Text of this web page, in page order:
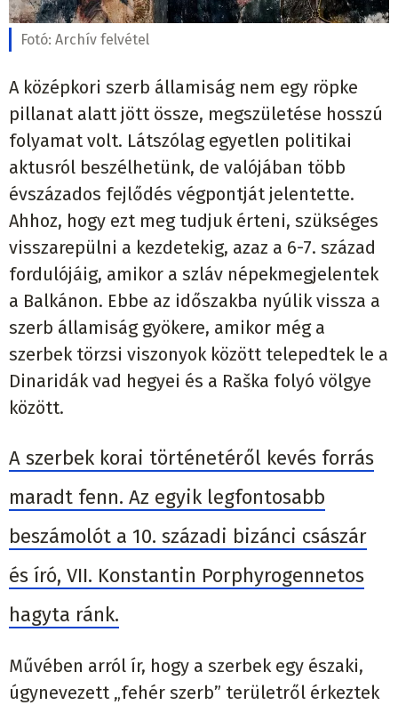
Fotó: Archív felvétel
A középkori szerb államiság nem egy röpke
pillanat alatt jött össze, megszületése hosszú
folyamat volt. Látszólag egyetlen politikai
aktusról beszélhetünk, de valójában több
évszázados fejlődés végpontját jelentette.
Ahhoz, hogy ezt meg tudjuk érteni, szükséges
visszarepülni a kezdetekig, azaz a 6-7. század
fordulójáig, amikor a szláv népekmegjelentek
a Balkánon. Ebbe az időszakba nyúlik vissza a
szerb államiság gyökere, amikor még a
szerbek törzsi viszonyok között telepedtek le a
Dinaridák vad hegyei és a Raška folyó völgye
között.
A szerbek korai történetéről kevés forrás
maradt fenn. Az egyik legfontosabb
beszámolót a 10. századi bizánci császár
és író, VII. Konstantin Porphyrogennetos
hagyta ránk.
Művében arról ír, hogy a szerbek egy északi,
úgynevezett „fehér szerb” területről érkeztek